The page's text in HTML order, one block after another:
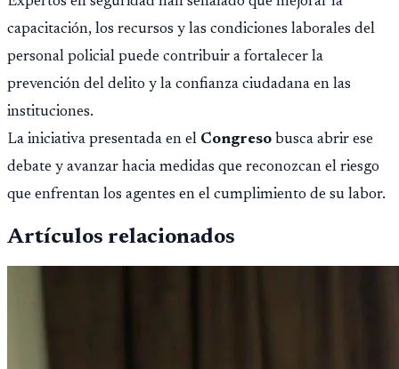
capacitación, los recursos y las condiciones laborales del
personal policial puede contribuir a fortalecer la
prevención del delito y la confianza ciudadana en las
instituciones.
La iniciativa presentada en el Congreso busca abrir ese
debate y avanzar hacia medidas que reconozcan el riesgo
que enfrentan los agentes en el cumplimiento de su labor.
Artículos relacionados